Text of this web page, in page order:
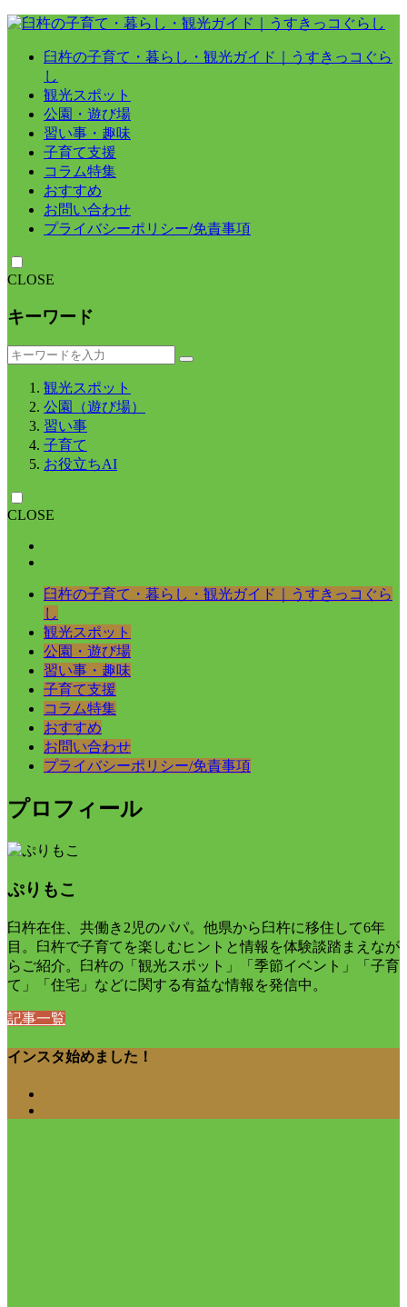
臼杵の子育て・暮らし・観光ガイド｜うすきっコぐら
し
観光スポット
公園・遊び場
習い事・趣味
子育て支援
コラム特集
おすすめ
お問い合わせ
プライバシーポリシー/免責事項
CLOSE
キーワード
観光スポット
公園（遊び場）
習い事
子育て
お役立ちAI
CLOSE
臼杵の子育て・暮らし・観光ガイド｜うすきっコぐら
し
観光スポット
公園・遊び場
習い事・趣味
子育て支援
コラム特集
おすすめ
お問い合わせ
プライバシーポリシー/免責事項
プロフィール
ぷりもこ
臼杵在住、共働き2児のパパ。他県から臼杵に移住して6年
目。臼杵で子育てを楽しむヒントと情報を体験談踏まえなが
らご紹介。臼杵の「観光スポット」「季節イベント」「子育
て」「住宅」などに関する有益な情報を発信中。
記事一覧
インスタ始めました！